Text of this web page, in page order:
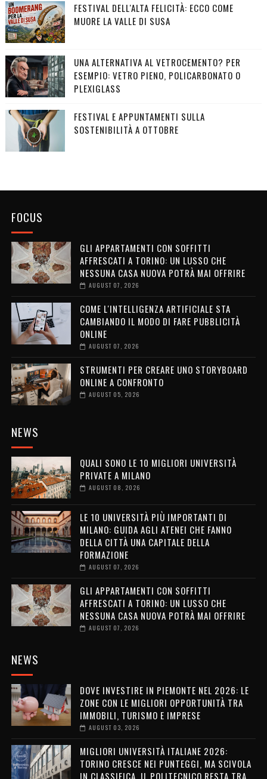
FESTIVAL DELL'ALTA FELICITÀ: ECCO COME
MUORE LA VALLE DI SUSA
UNA ALTERNATIVA AL VETROCEMENTO? PER
ESEMPIO: VETRO PIENO, POLICARBONATO O
PLEXIGLASS
FESTIVAL E APPUNTAMENTI SULLA
SOSTENIBILITÀ A OTTOBRE
FOCUS
GLI APPARTAMENTI CON SOFFITTI
AFFRESCATI A TORINO: UN LUSSO CHE
NESSUNA CASA NUOVA POTRÀ MAI OFFRIRE
AUGUST 07, 2026
COME L'INTELLIGENZA ARTIFICIALE STA
CAMBIANDO IL MODO DI FARE PUBBLICITÀ
ONLINE
AUGUST 07, 2026
STRUMENTI PER CREARE UNO STORYBOARD
ONLINE A CONFRONTO
AUGUST 05, 2026
NEWS
QUALI SONO LE 10 MIGLIORI UNIVERSITÀ
PRIVATE A MILANO
AUGUST 08, 2026
LE 10 UNIVERSITÀ PIÙ IMPORTANTI DI
MILANO: GUIDA AGLI ATENEI CHE FANNO
DELLA CITTÀ UNA CAPITALE DELLA
FORMAZIONE
AUGUST 07, 2026
GLI APPARTAMENTI CON SOFFITTI
AFFRESCATI A TORINO: UN LUSSO CHE
NESSUNA CASA NUOVA POTRÀ MAI OFFRIRE
AUGUST 07, 2026
NEWS
DOVE INVESTIRE IN PIEMONTE NEL 2026: LE
ZONE CON LE MIGLIORI OPPORTUNITÀ TRA
IMMOBILI, TURISMO E IMPRESE
AUGUST 03, 2026
MIGLIORI UNIVERSITÀ ITALIANE 2026:
TORINO CRESCE NEI PUNTEGGI, MA SCIVOLA
IN CLASSIFICA. IL POLITECNICO RESTA TRA